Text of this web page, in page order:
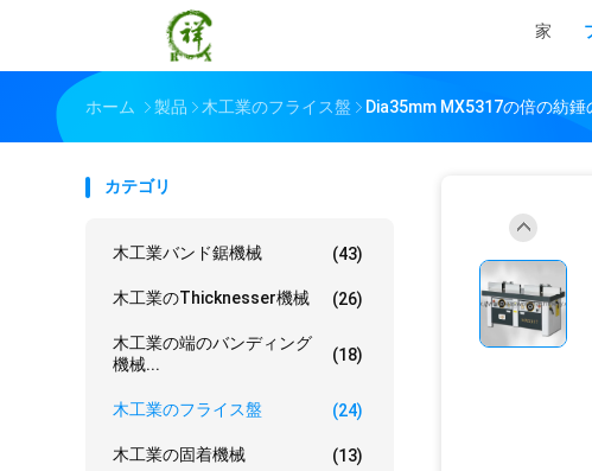
家
ホーム 製品 木工業のフライス盤 Dia35mm MX5317の倍の紡
カテゴリ
木工業バンド鋸機械 (43)
木工業のThicknesser機械 (26)
木工業の端のバンディング
機械...
(18)
木工業のフライス盤 (24)
木工業の固着機械 (13)